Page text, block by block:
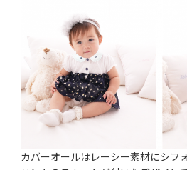
カバーオールはレーシー素材にシフ